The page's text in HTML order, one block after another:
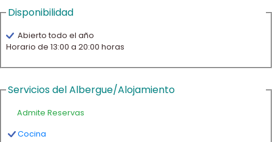
Disponibilidad
Abierto todo el año
Horario de 13:00 a 20:00 horas
Servicios del Albergue/Alojamiento
Admite Reservas
Cocina